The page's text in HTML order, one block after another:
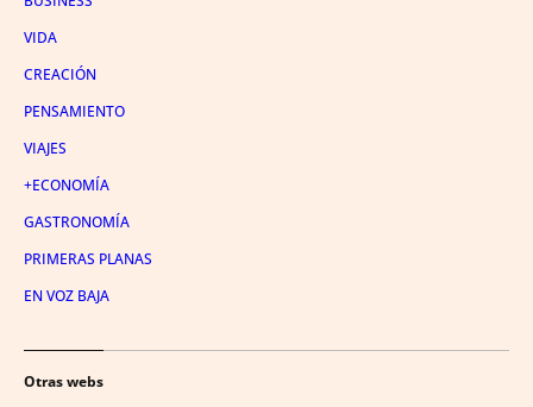
VIDA
CREACIÓN
PENSAMIENTO
VIAJES
+ECONOMÍA
GASTRONOMÍA
PRIMERAS PLANAS
EN VOZ BAJA
Otras webs